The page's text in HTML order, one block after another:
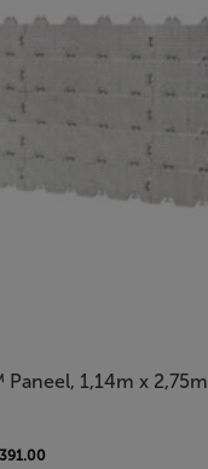
1,14m x 2,75m